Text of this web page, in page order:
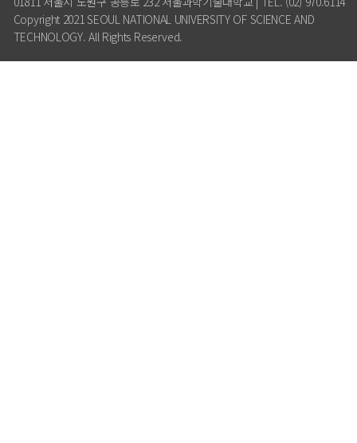
Copyright 2021 SEOUL NATIONAL UNIVERSITY OF SCIENCE AND
TECHNOLOGY. All Rights Reserved.